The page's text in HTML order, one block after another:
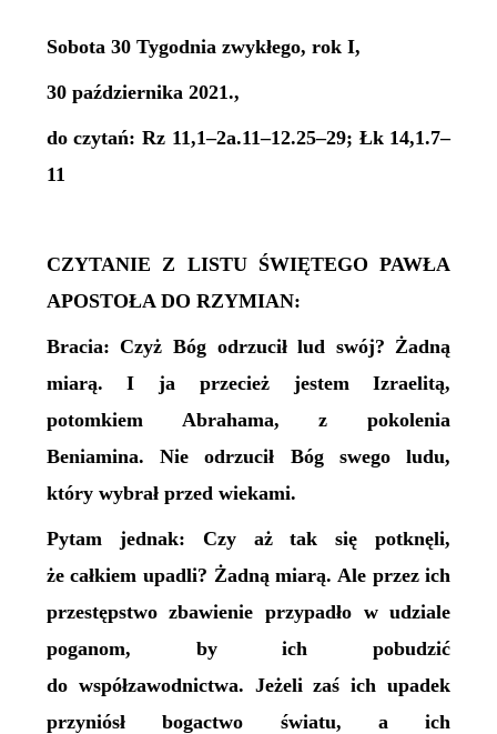
Sobota 30 Tygodnia zwykłego, rok I,
30 października 2021.,
do czytań: Rz 11,1–2a.11–12.25–29; Łk 14,1.7–
11
CZYTANIE Z LISTU ŚWIĘTEGO PAWŁA
APOSTOŁA DO RZYMIAN:
Bracia: Czyż Bóg odrzucił lud swój? Żadną
miarą. I ja przecież jestem Izraelitą,
potomkiem Abrahama, z pokolenia
Beniamina. Nie odrzucił Bóg swego ludu,
który wybrał przed wiekami.
Pytam jednak: Czy aż tak się potknęli,
że całkiem upadli? Żadną miarą. Ale przez ich
przestępstwo zbawienie przypadło w udziale
poganom, by ich pobudzić
do współzawodnictwa. Jeżeli zaś ich upadek
przyniósł bogactwo światu, a ich